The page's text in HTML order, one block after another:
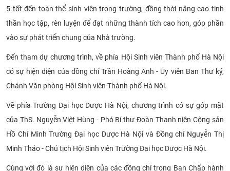
5 tốt đến toàn thể sinh viên trong trường, đồng thời nâng cao tinh
thần học tập, rèn luyện để đạt những thành tích cao hơn, góp phần
vào sự phát triển chung của Nhà trường.
Đến tham dự chương trình, về phía Hội Sinh viên Thành phố Hà Nội
có sự hiện diện của đồng chí Trần Hoàng Anh - Ủy viên Ban Thư ký,
Chánh Văn phòng Hội Sinh viên Thành phố Hà Nội.
Về phía Trường Đại học Dược Hà Nội, chương trình có sự góp mặt
của ThS. Nguyễn Việt Hùng - Phó Bí thư Đoàn Thanh niên Cộng sản
Hồ Chí Minh Trường Đại học Dược Hà Nội và Đồng chí Nguyễn Thị
Minh Thảo - Chủ tịch Hội Sinh viên Trường Đại học Dược Hà Nội.
Cùng với đó là sự hiện diện của các đồng chí trong Ban Chấp hành